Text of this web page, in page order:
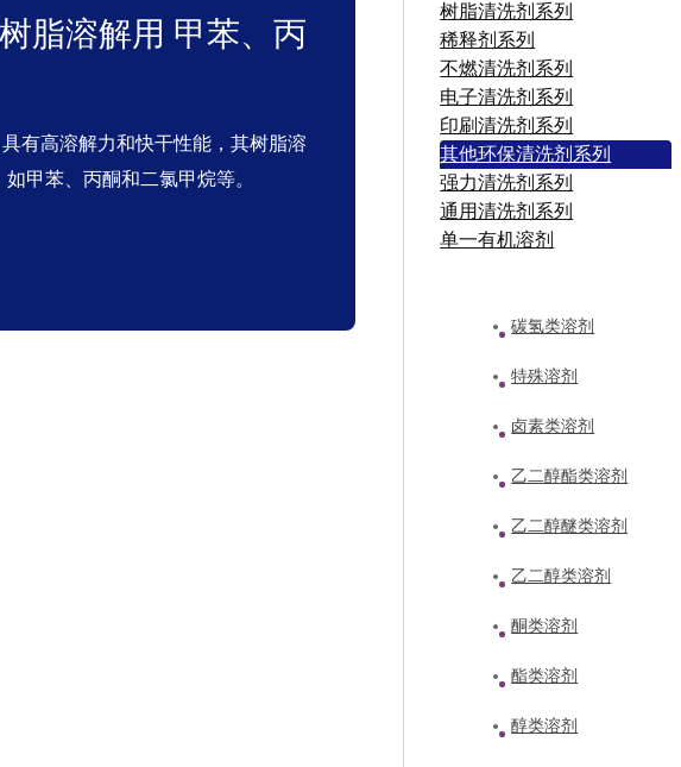
脂溶解用 甲苯、丙
有高溶解力和快干性能，其树脂溶
甲苯、丙酮和二氯甲烷等。
树脂清洗剂系列
稀释剂系列
不燃清洗剂系列
电子清洗剂系列
印刷清洗剂系列
其他环保清洗剂系列
强力清洗剂系列
通用清洗剂系列
单一有机溶剂
碳氢类溶剂
特殊溶剂
卤素类溶剂
乙二醇酯类溶剂
乙二醇醚类溶剂
乙二醇类溶剂
酮类溶剂
酯类溶剂
醇类溶剂